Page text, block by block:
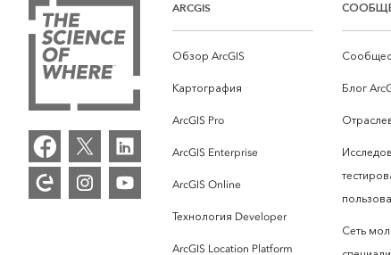
ARCGIS
Обзор ArcGIS
Картография
ArcGIS Pro
ArcGIS Enterprise
ArcGIS Online
Технология Developer
ArcGIS Location Platform
Блог
Сеть